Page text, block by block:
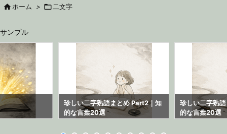
 ホーム >  二文字
サンプル
珍しい二字熟語まとめ Part2｜知
的な言葉20選
珍しい二字熟
的な言葉20選